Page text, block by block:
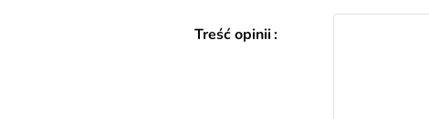
Treść opinii